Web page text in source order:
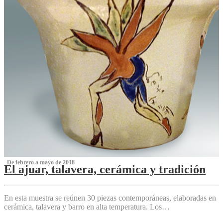
‌ De febrero a mayo de 2018
El ajuar, talavera, cerámica y tradición
‌
En esta muestra se reúnen 30 piezas contemporáneas, elaboradas en
cerámica, talavera y barro en alta temperatura. Los…